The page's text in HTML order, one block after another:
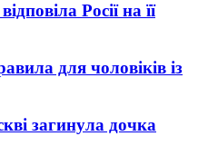
Росії на її
для чоловіків із
загинула дочка